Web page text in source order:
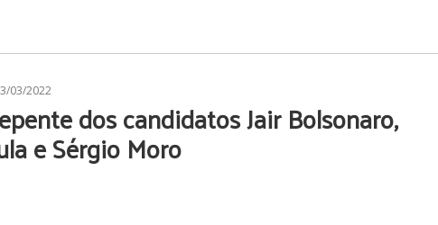
03/2022
dos candidatos Jair Bolsonaro,
e Sérgio Moro